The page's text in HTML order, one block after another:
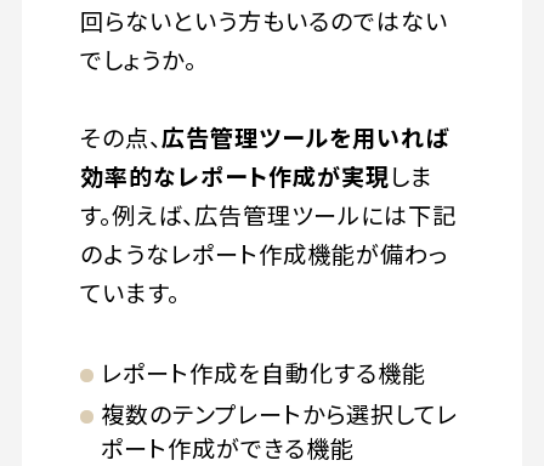
回らないという方もいるのではない
でしょうか。
その点、広告管理ツールを用いれば
効率的なレポート作成が実現しま
す。例えば、広告管理ツールには下記
のようなレポート作成機能が備わっ
ています。
レポート作成を自動化する機能
複数のテンプレートから選択してレ
ポート作成ができる機能